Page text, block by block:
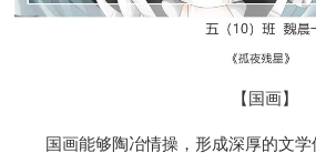
【国画】
国画能够陶冶情操，形成深厚的文